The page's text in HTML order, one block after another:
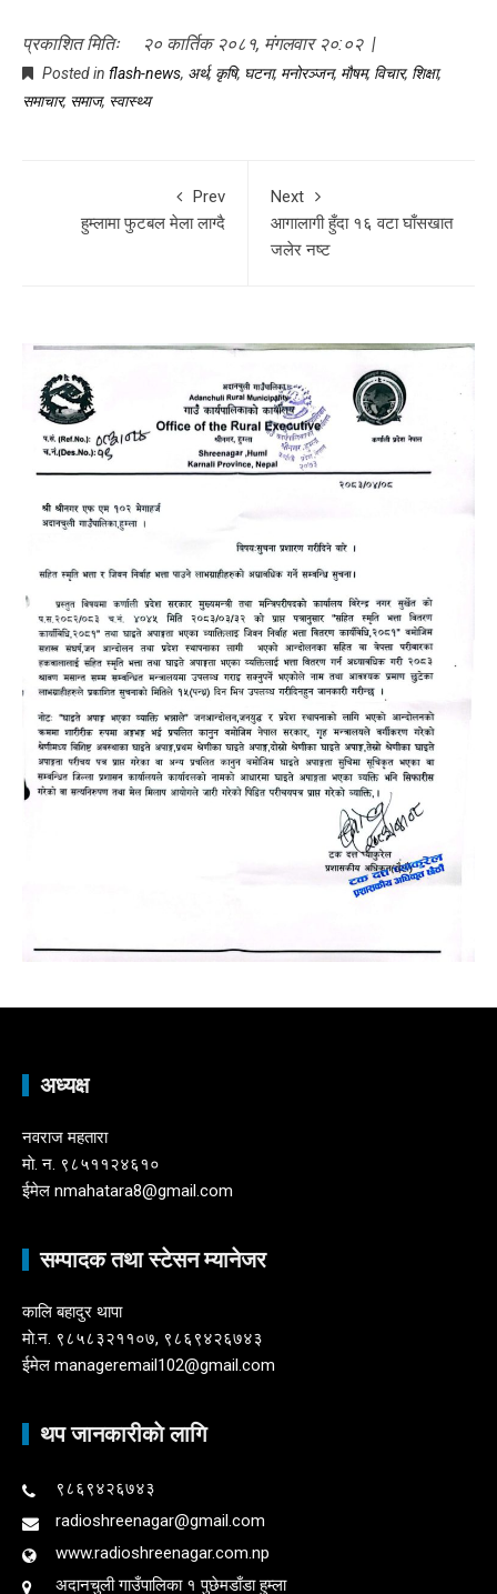
प्रकाशित मितिः २० कार्तिक २०८१, मंगलवार २०:०२ |
Posted in flash-news, अर्थ, कृषि, घटना, मनोरञ्जन, माैषम, विचार, शिक्षा,
समाचार, समाज, स्वास्थ्य
Prev
हुम्लामा फुटबल मेला लाग्दै
Next
आगालागी हुँदा १६ वटा घाँसखात
जलेर नष्ट
अध्यक्ष
नवराज महतारा
माे. न. ९८५११२४६१०
ईमेल nmahatara8@gmail.com
सम्पादक तथा स्टेसन म्यानेजर
कालि बहादुर थापा
माे.न. ९८५८३२११०७, ९८६९४२६७४३
ईमेल manageremail102@gmail.com
थप जानकारीकाे लागि
९८६९४२६७४३
radioshreenagar@gmail.com
www.radioshreenagar.com.np
अदानचुली गाउँपालिका १ पुछेमडाँडा हुम्ला